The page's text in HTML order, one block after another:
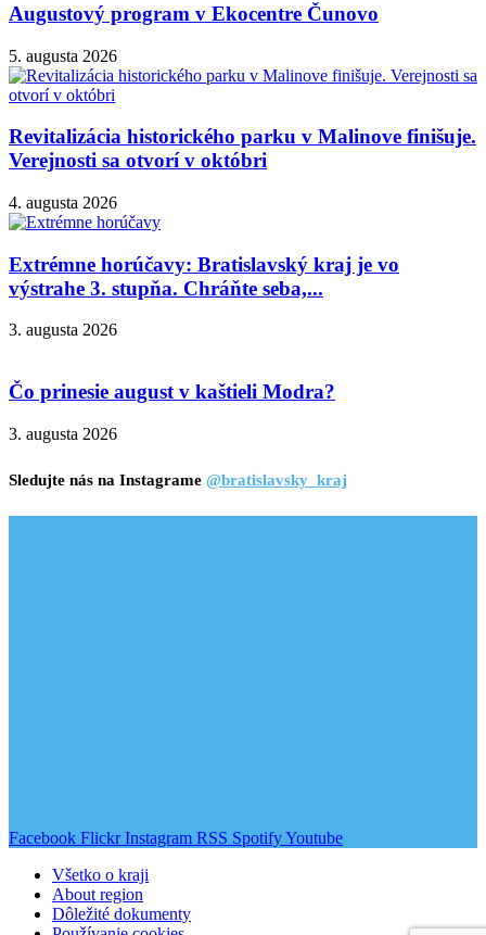
Augustový program v Ekocentre Čunovo
5. augusta 2026
Revitalizácia historického parku v Malinove finišuje.
Verejnosti sa otvorí v októbri
4. augusta 2026
Extrémne horúčavy: Bratislavský kraj je vo
výstrahe 3. stupňa. Chráňte seba,...
3. augusta 2026
Čo prinesie august v kaštieli Modra?
3. augusta 2026
Sledujte nás na Instagrame @bratislavsky_kraj
Facebook Flickr Instagram RSS SpotifyYoutube
Všetko o kraji
About region
Dôležité dokumenty